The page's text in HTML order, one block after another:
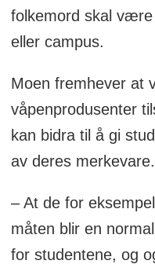
folkemord skal
eller campus.
Moen fremhever at
våpenprodusenter
kan bidra til å gi
av deres merkevare.
– At de for
måten blir en
for studentene, og